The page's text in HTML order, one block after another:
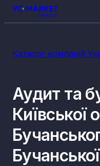
Каталог компаній
Аудит та
Київської
КВЕДи аудиту та